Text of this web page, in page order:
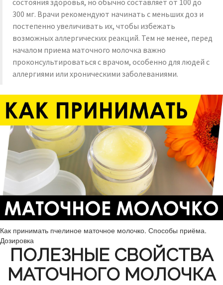
состояния здоровья, но обычно составляет от 100 до
300 мг. Врачи рекомендуют начинать с меньших доз и
постепенно увеличивать их, чтобы избежать
возможных аллергических реакций. Тем не менее, перед
началом приема маточного молочка важно
проконсультироваться с врачом, особенно для людей с
аллергиями или хроническими заболеваниями.
Как принимать пчелиное маточное молочко. Способы приёма.
Дозировка
ПОЛЕЗНЫЕ СВОЙСТВА
МАТОЧНОГО МОЛОЧКА